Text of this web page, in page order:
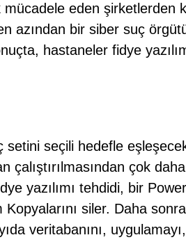
eden şirketlerden
azından bir siber suç
hastaneler fidye
seçili hedefle
çalıştırılmasından çok
yazılımı tehdidi, bir
siler. Daha
veritabanını,